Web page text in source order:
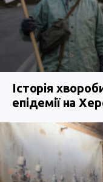
Історія
епідемії на